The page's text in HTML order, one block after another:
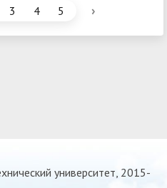
3 4 5 ›
университет, 2015-